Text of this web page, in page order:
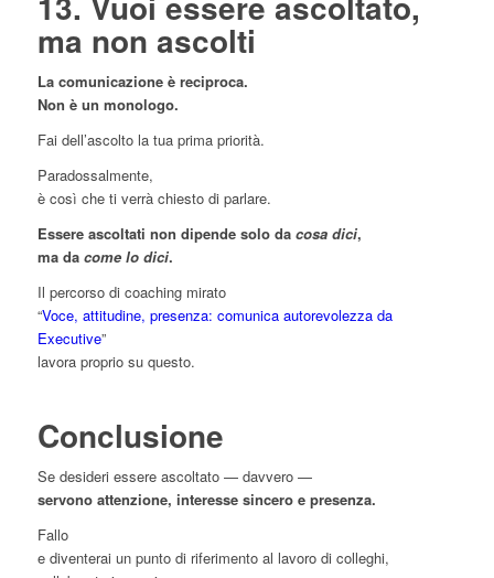
ma non ascolti
La comunicazione è reciproca.
Non è un monologo.
Fai dell’ascolto la tua prima priorità.
Paradossalmente,
è così che ti verrà chiesto di parlare.
Essere ascoltati non dipende solo dacosa dici,
ma da come lo dici.
Il percorso di coaching mirato
“Voce, attitudine, presenza: comunica autorevolezza da
Executive”
lavora proprio su questo.
Conclusione
Se desideri essere ascoltato — davvero —
servono attenzione, interesse sincero e presenza.
Fallo
e diventerai un punto di riferimento al lavoro di colleghi,